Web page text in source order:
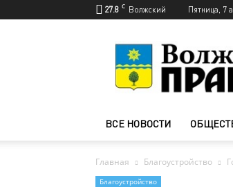
27.8 C Волжский Пятница, 7
—
ВСЕ НОВОСТИ
Главная Благоустройство
Благоустройство